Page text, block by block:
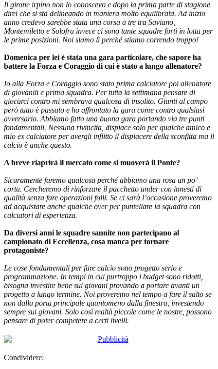
Il girone irpino non lo conoscevo e dopo la prima parte di stagione
direi che si sta delineando in maniera molto equilibrata. Ad inizio
anno credevo sarebbe stata una corsa a tre tra Saviano,
Montemiletto e Solofra invece ci sono tante squadre forti in lotta per
le prime posizioni. Noi siamo lì perché stiamo correndo troppo!
Domenica per lei è stata una gara particolare, che sapore ha
battere la Forza e Coraggio di cui è stato a lungo allenatore?
Io alla Forza e Coraggio sono stato prima calciatore poi allenatore
di giovanili e prima squadra. Per tutta la settimana pensare di
giocarci contro mi sembrava qualcosa di insolito. Giunti al campo
però tutto è passato e ho affrontato la gara come contro qualsiasi
avversario. Abbiamo fatto una buona gara portando via tre punti
fondamentali. Nessuna rivincita, dispiace solo per qualche amico e
mio ex calciatore per avergli inflitto il dispiacere della sconfitta ma il
calcio è anche questo.
A breve riaprirà il mercato come si muoverà il Ponte?
Sicuramente faremo qualcosa perché abbiamo una rosa un po’
corta. Cercheremo di rinforzare il pacchetto under con innesti di
qualità senza fare operazioni folli. Se ci sarà l’occasione proveremo
ad acquistare anche qualche over per puntellare la squadra con
calciatori di esperienza.
Da diversi anni le squadre sannite non partecipano al
campionato di Eccellenza, cosa manca per tornare
protagoniste?
Le cose fondamentali per fare calcio sono progetto serio e
programmazione. In tempi in cui purtroppo i budget sono ridotti,
bisogna investire bene sui giovani provando a portare avanti un
progetto a lungo termine. Noi proveremo nel tempo a fare il salto se
non dalla porta principale quantomeno dalla finestra, investendo
sempre sui giovani. Solo così realtà piccole come le nostre, possono
pensare di poter competere a certi livelli.
Condividere: